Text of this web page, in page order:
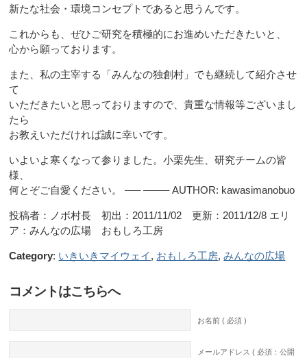
新たな社会・環境コンセプトであると思うんです。
これからも、ぜひご研究を積極的にお進めいただきたいと、
心から願っております。
また、私の主宰する「みんなの独創村」でも継続して紹介させ
て
いただきたいと思っておりますので、貴重な情報等ございまし
たら
お教えいただければ誠に幸いです。
いよいよ寒くなって参りました。小栗先生、研究チームの皆
様、
何とぞご自愛ください。 —– ——– AUTHOR: kawasimanobuo
投稿者：ノボ村長 初出：2011/11/02 更新：2011/12/8 エリ
ア：みんなの広場 おもしろ工房
Category: いきいきマイウェイ, おもしろ工房,みんなの広場
コメントはこちらへ
お名前 ( 必須 )
メールアドレス ( 必須：公開